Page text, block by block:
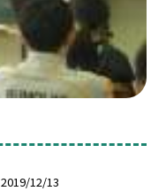
2019/12/13